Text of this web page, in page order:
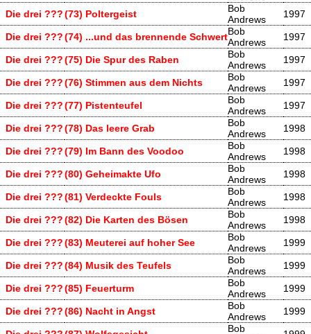
Die drei ???(73) Poltergeist
Bob
Andrews
1997
Die drei ???(74) ...und das brennende SchwertBob
Andrews
1997
Die drei ???(75) Die Spur des Raben
Bob
Andrews
1997
Die drei ???(76) Stimmen aus dem Nichts
Bob
Andrews
1997
Die drei ???(77) Pistenteufel
Bob
Andrews
1997
Die drei ???(78) Das leere Grab
Bob
Andrews
1998
Die drei ???(79) Im Bann des Voodoo
Bob
Andrews
1998
Die drei ???(80) Geheimakte Ufo
Bob
Andrews
1998
Die drei ???(81) Verdeckte Fouls
Bob
Andrews
1998
Die drei ???(82) Die Karten des Bösen
Bob
Andrews
1998
Die drei ???(83) Meuterei auf hoher See
Bob
Andrews
1999
Die drei ???(84) Musik des Teufels
Bob
Andrews
1999
Die drei ???(85) Feuerturm
Bob
Andrews
1999
Die drei ???(86) Nacht in Angst
Bob
Andrews
1999
Bob